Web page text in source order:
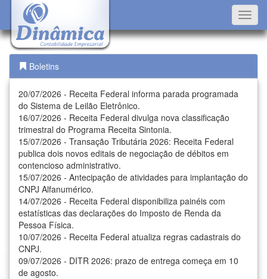
Boletins
20/07/2026 - Receita Federal informa parada programada
do Sistema de Leilão Eletrônico.
16/07/2026 - Receita Federal divulga nova classificação
trimestral do Programa Receita Sintonia.
15/07/2026 - Transação Tributária 2026: Receita Federal
publica dois novos editais de negociação de débitos em
contencioso administrativo.
15/07/2026 - Antecipação de atividades para implantação do
CNPJ Alfanumérico.
14/07/2026 - Receita Federal disponibiliza painéis com
estatísticas das declarações do Imposto de Renda da
Pessoa Física.
10/07/2026 - Receita Federal atualiza regras cadastrais do
CNPJ.
09/07/2026 - DITR 2026: prazo de entrega começa em 10
de agosto.